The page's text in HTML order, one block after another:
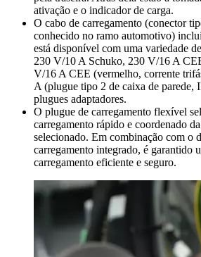
ativação e o indicador de carga.
O cabo de carregamento (conector
conhecido no ramo automotivo)
está disponível com uma variedade
230 V/10 A Schuko, 230 V/16 A
V/16 A CEE (vermelho, corrente
A (plugue tipo 2 de caixa de parede,
plugues adaptadores.
O plugue de carregamento flexível
carregamento rápido e coordenado
selecionado. Em combinação com o
carregamento integrado, é garantido
carregamento eficiente e seguro.